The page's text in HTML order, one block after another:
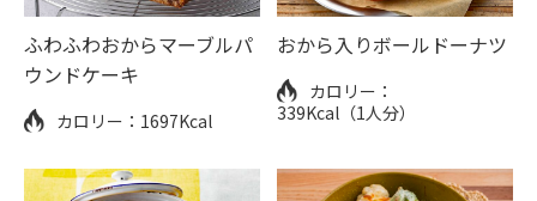
ふわふわおからマーブルパ
ウンドケーキ
カロリー： 1697Kcal
おから入りボールドーナツ
カロリー：
339Kcal（1人分）